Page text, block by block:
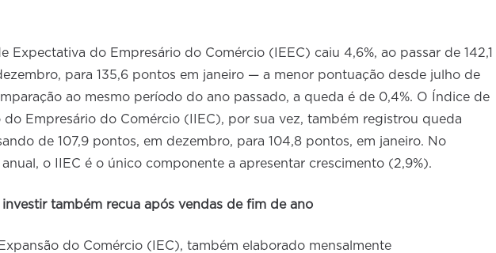
Expectativa do Empresário do Comércio (IEEC) caiu 4,6%, ao passar de 142,1
para 135,6 pontos em janeiro — a menor pontuação desde julho de
ao mesmo período do ano passado, a queda é de 0,4%. O Índice de
do Empresário do Comércio (IIEC), por sua vez, também registrou queda
de 107,9 pontos, em dezembro, para 104,8 pontos, em janeiro. No
o IIEC é o único componente a apresentar crescimento (2,9%).
investir também recua após vendas de fim de ano
do Comércio (IEC), também elaborado mensalmente